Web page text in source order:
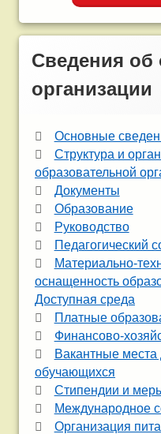
Сведения об
организации
Основные
Структура и
образовательной
Документы
Образование
Руководство
Педагогический
Материально-
оснащенность
Доступная среда
Платные
Финансово-
Вакантные
обучающихся
Стипендии и
Международное
Организация